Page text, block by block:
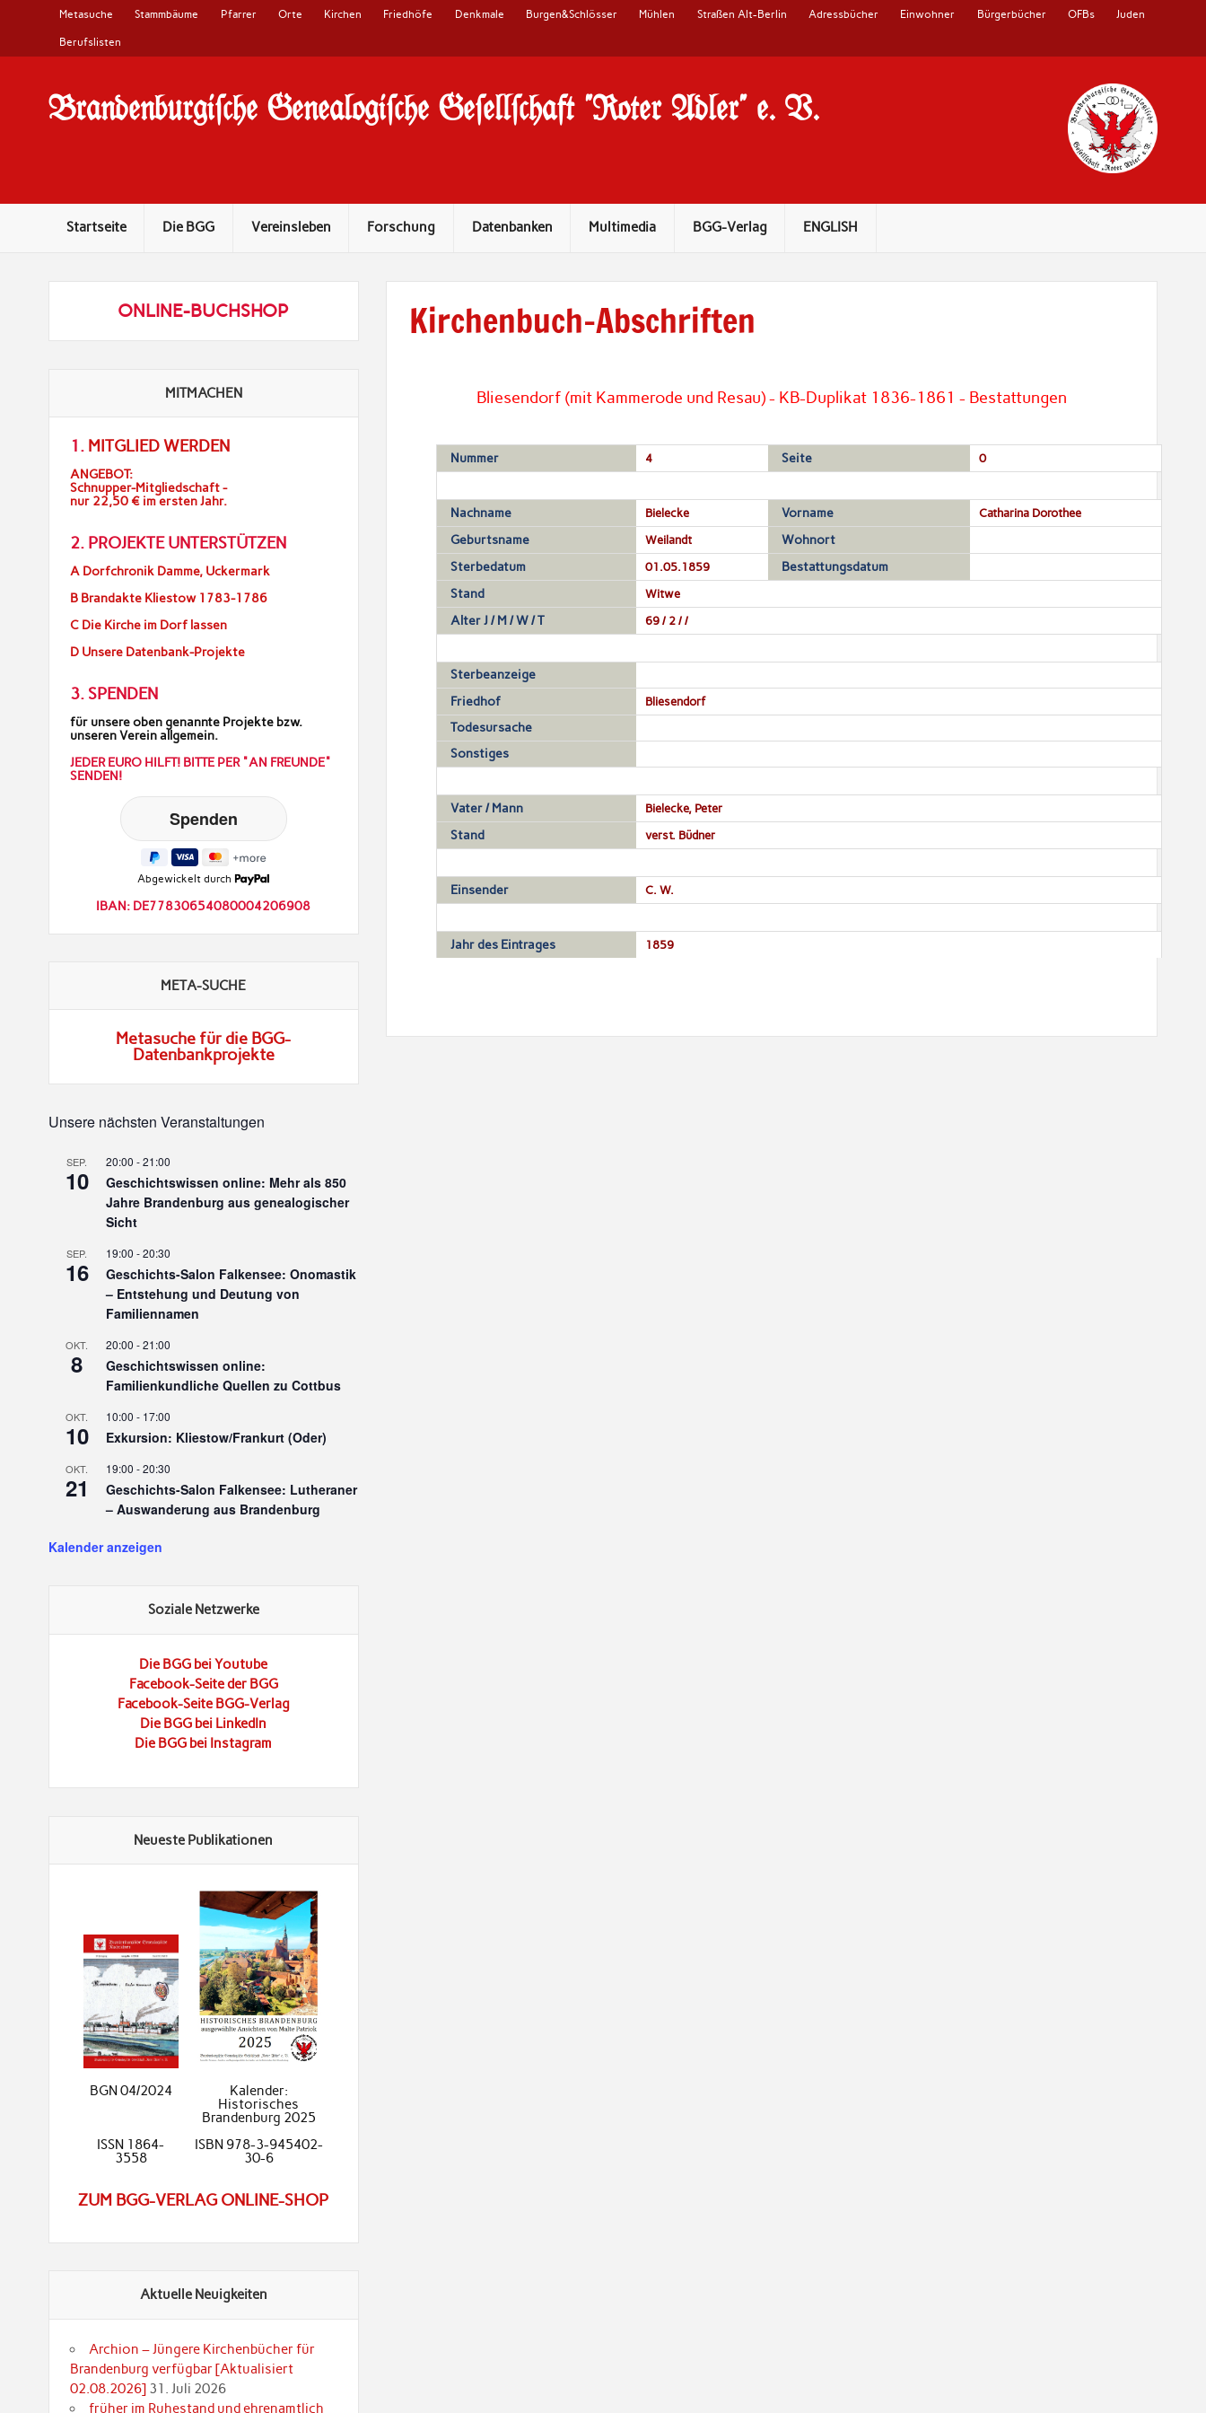
Metasuche Stammbäume Pfarrer Orte Kirchen Friedhöfe Denkmale Burgen&Schlösser Mühlen Straßen Alt-Berlin Adressbücher Einwohner Bürgerbücher OFBs Juden
Berufslisten
Brandenburgi#che Genealogi#che Ge#ell#chaft "Roter Adler" e. V.
Startseite Die BGG Vereinsleben Forschung Datenbanken Multimedia BGG-Verlag ENGLISH
Kirchenbuch-Abschriften
Bliesendorf (mit Kammerode und Resau) - KB-Duplikat 1836-1861 - Bestattungen
Nummer 4 Seite 0
Nachname Bielecke Vorname Catharina Dorothee
Geburtsname Weilandt
Wohnort
Sterbedatum
01.05.1859
Bestattungsdatum
Stand
Witwe
Alter J / M / W / T 69 / 2 / /
Sterbeanzeige
Friedhof
Bliesendorf
Todesursache
Sonstiges
Vater / Mann Bielecke, Peter
Stand verst. Büdner
Einsender C. W.
Jahr des Eintrages 1859
ONLINE-BUCHSHOP
MITMACHEN
1. MITGLIED WERDEN
ANGEBOT:
Schnupper-Mitgliedschaft -
nur 22,50 € im ersten Jahr.
2. PROJEKTE UNTERSTÜTZEN
A Dorfchronik Damme, Uckermark
B Brandakte Kliestow 1783-1786
C Die Kirche im Dorf lassen
D Unsere Datenbank-Projekte
3. SPENDEN
für unsere oben genannte Projekte bzw.
unseren Verein allgemein.
JEDER EURO HILFT! BITTE PER "AN FREUNDE"
SENDEN!
Abgewickelt durch
IBAN: DE77830654080004206908
META-SUCHE
Metasuche für die BGG-
Datenbankprojekte
Unsere nächsten Veranstaltungen
SEP.
10
20:00 -21:00
Geschichtswissen online: Mehr als 850
Jahre Brandenburg aus genealogischer
Sicht
SEP.
16
19:00 -20:30
Geschichts-Salon Falkensee: Onomastik
– Entstehung und Deutung von
Familiennamen
OKT.
8
20:00 -21:00
Geschichtswissen online:
Familienkundliche Quellen zu Cottbus
OKT.
10
10:00 - 17:00
Exkursion: Kliestow/Frankurt (Oder)
OKT.
21
19:00 -20:30
Geschichts-Salon Falkensee: Lutheraner
– Auswanderung aus Brandenburg
Kalender anzeigen
Soziale Netzwerke
Die BGG bei Youtube
Facebook-Seite der BGG
Facebook-Seite BGG-Verlag
Die BGG bei LinkedIn
Die BGG bei Instagram
Neueste Publikationen
BGN 04/2024
Kalender:
Historisches
Brandenburg 2025
ISSN 1864-
3558
ISBN 978-3-945402-
30-6
ZUM BGG-VERLAG ONLINE-SHOP
Aktuelle Neuigkeiten
Archion – Jüngere Kirchenbücher für
Brandenburg verfügbar [Aktualisiert
02.08.2026] 31. Juli 2026
früher im Ruhestand und ehrenamtlich